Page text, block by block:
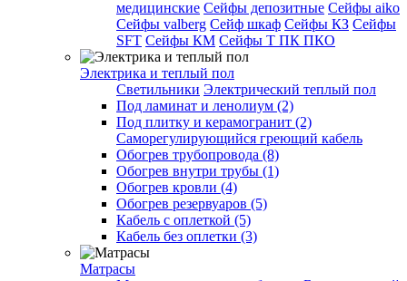
медицинские Сейфы депозитные Сейфы aiko
Сейфы valberg Сейф шкаф Сейфы КЗ Сейфы
SFT Сейфы КМ Сейфы Т ПК ПКО
Электрика и теплый пол
Светильники Электрический теплый пол
Под ламинат и ленолиум (2)
Под плитку и керамогранит (2)
Саморегулирующийся греющий кабель
Обогрев трубопровода (8)
Обогрев внутри трубы (1)
Обогрев кровли (4)
Обогрев резервуаров (5)
Кабель с оплеткой (5)
Кабель без оплетки (3)
Матрасы